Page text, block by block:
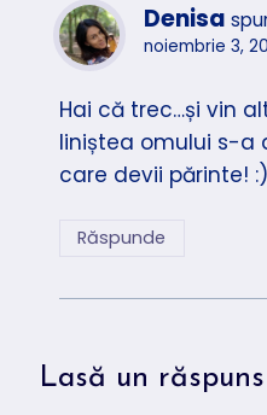
Denisa
noiembrie 3,
Hai că trec…și vin
liniștea omului s-a
care devii părinte!
Răspunde
Lasă un răspuns